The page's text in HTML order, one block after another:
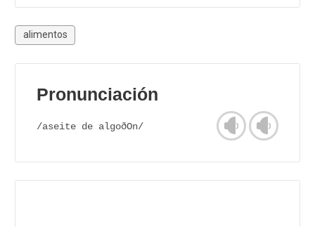
alimentos
Pronunciación
/aseite de algoðOn/